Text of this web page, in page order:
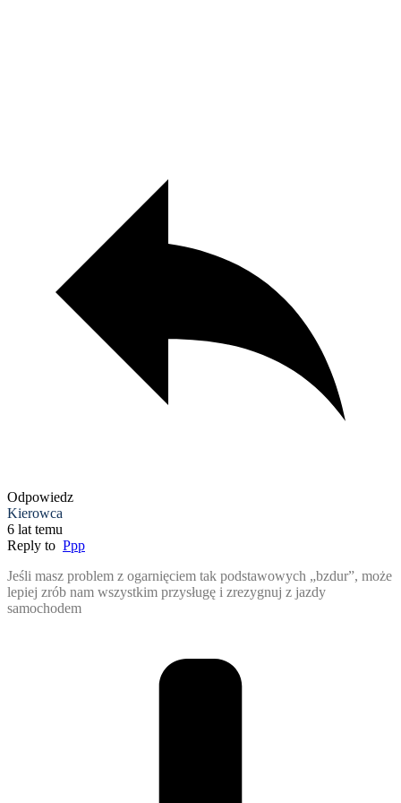
Odpowiedz
Kierowca
6 lat temu
Reply to Ppp
Jeśli masz problem z ogarnięciem tak podstawowych „bzdur”, może
lepiej zrób nam wszystkim przysługę i zrezygnuj z jazdy
samochodem